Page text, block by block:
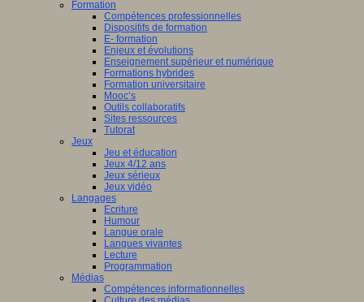
Formation
Compétences professionnelles
Dispositifs de formation
E- formation
Enjeux et évolutions
Enseignement supérieur et numérique
Formations hybrides
Formation universitaire
Mooc’s
Outils collaboratifs
Sites ressources
Tutorat
Jeux
Jeu et éducation
Jeux 4/12 ans
Jeux sérieux
Jeux vidéo
Langages
Ecriture
Humour
Langue orale
Langues vivantes
Lecture
Programmation
Médias
Compétences informationnelles